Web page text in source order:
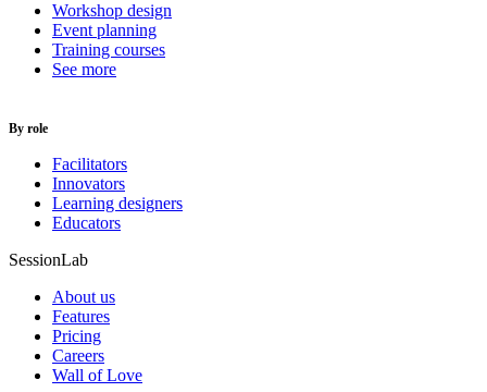
Workshop design
Event planning
Training courses
See more
By role
Facilitators
Innovators
Learning designers
Educators
SessionLab
About us
Features
Pricing
Careers
Wall of Love